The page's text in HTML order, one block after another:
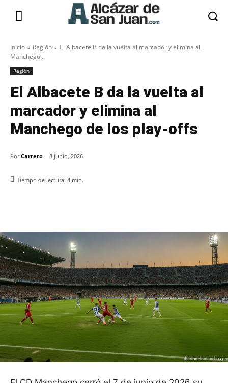
Inicio Región
El Albacete B da la vuelta al marcador y elimina al
Manchego...
Región
El Albacete B da la vuelta al
marcador y elimina al
Manchego de los play-offs
Por Carrero 8 junio, 2026
Tiempo de lectura: 4 min.